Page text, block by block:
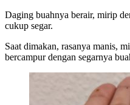
Daging buahnya berair, mirip
cukup segar.
Saat dimakan, rasanya manis,
bercampur dengan segarnya